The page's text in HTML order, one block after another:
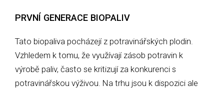
PRVNÍ GENERACE BIOPALIV
Tato biopaliva pocházejí z potravinářských plodin.
Vzhledem k tomu, že využívají zásob potravin k
výrobě paliv, často se kritizují za konkurenci s
potravinářskou výživou. Na trhu jsou k dispozici ale